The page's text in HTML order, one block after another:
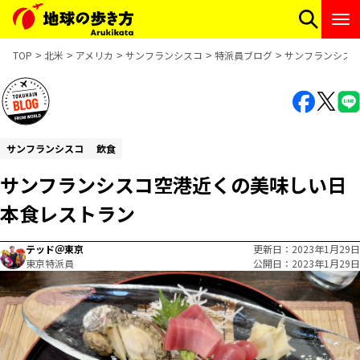
TOP 北米 アメリカ サンフランシスコ 特派員ブログ サンフランシス
サンフランシスコ 飲食
サンフランシスコ空港近くの美味しい日
本食レストラン
テッド＠東京
東京特派員
更新日
2023年1月29日
公開日
2023年1月29日